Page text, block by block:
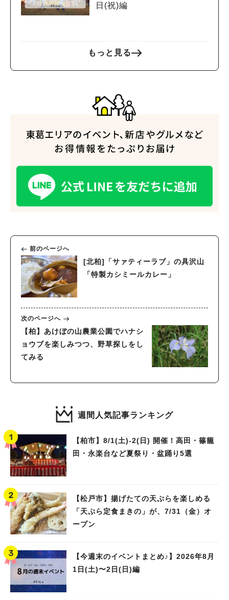
日(祝)編
もっと見る
前のページへ
[北柏]「サァティーラブ」の具沢山
「特製カシミールカレー」
次のページへ
【柏】あけぼの山農業公園でハナシ
ョウブを楽しみつつ、野草探しをし
てみる
週間人気記事ランキング
【柏市】8/1(土)‐2(日) 開催！高田・篠籠
田・永楽台など夏祭り・盆踊り5選
【松戸市】揚げたての天ぷらを楽しめる
「天ぷら定食まきの」が、7/31（金）オ
ープン
【今週末のイベントまとめ♪】2026年8月
1日(土)〜2日(日)編
#教えたい/こんなの見つけた